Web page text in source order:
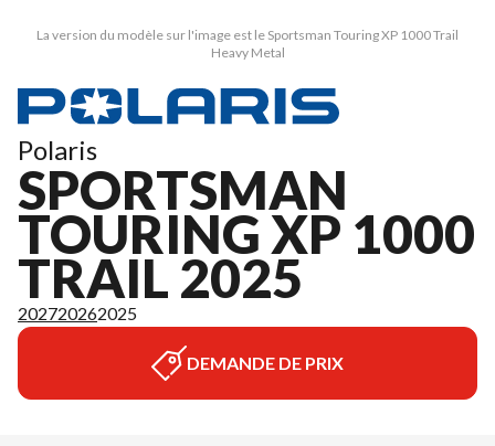
La version du modèle sur l'image est le Sportsman Touring XP 1000 Trail
Heavy Metal
Polaris
SPORTSMAN
TOURING XP 1000
TRAIL 2025
202720262025
DEMANDE DE PRIX